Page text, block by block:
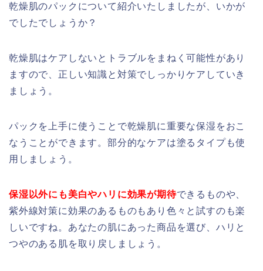
乾燥肌のパックについて紹介いたしましたが、いかが
でしたでしょうか？
乾燥肌はケアしないとトラブルをまねく可能性があり
ますので、正しい知識と対策でしっかりケアしていき
ましょう。
パックを上手に使うことで乾燥肌に重要な保湿をおこ
なうことができます。部分的なケアは塗るタイプも使
用しましょう。
保湿以外にも美白やハリに効果が期待できるものや、
紫外線対策に効果のあるものもあり色々と試すのも楽
しいですね。あなたの肌にあった商品を選び、ハリと
つやのある肌を取り戻しましょう。